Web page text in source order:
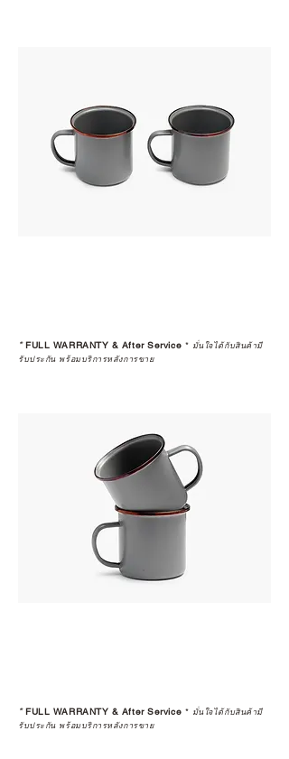
*FULL WARRANTY & After Service * มั่นใจได้กับสินค้ามี
รับประกัน พร้อมบริการหลังการขาย
*FULL WARRANTY & After Service * มั่นใจได้กับสินค้ามี
รับประกัน พร้อมบริการหลังการขาย